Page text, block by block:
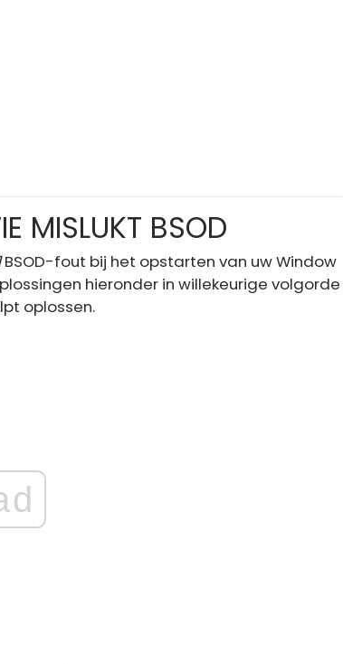
MISLUKT BSOD
BSOD-fout bij het opstarten van uw Window
hieronder in willekeurige volgorde
oplossen.